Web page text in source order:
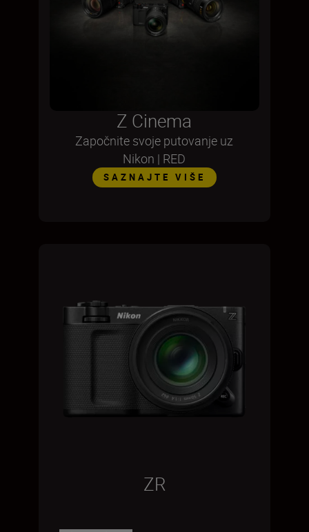
Z Cinema
Započnite svoje putovanje uz
Nikon | RED
SAZNAJTE VIŠE
ZR